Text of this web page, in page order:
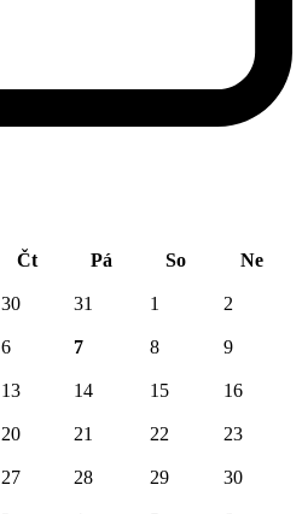
Čt Pá So Ne
30 31 1 2
6 7 8 9
13 14 15 16
20 21 22 23
27 28 29 30